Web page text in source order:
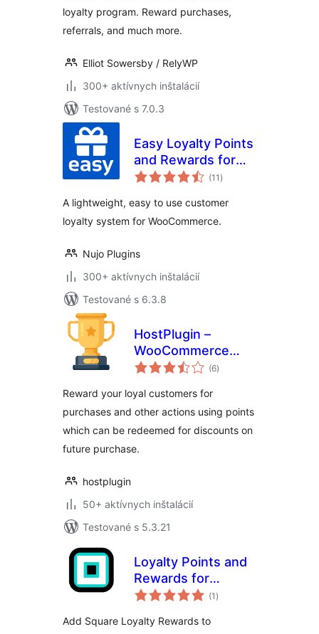
loyalty program. Reward purchases,
referrals, and much more.
Elliot Sowersby / RelyWP
300+ aktívnych inštalácií
Testované s 7.0.3
Easy Loyalty Points
and Rewards for
WooCommerce
(11 celkové
hodnotenie
)
A lightweight, easy to use customer
loyalty system for WooCommerce.
Nujo Plugins
300+ aktívnych inštalácií
Testované s 6.3.8
HostPlugin –
WooCommerce
Points & Rewards
(6celkové
hodnotenie
)
Reward your loyal customers for
purchases and other actions using points
which can be redeemed for discounts on
future purchase.
hostplugin
50+ aktívnych inštalácií
Testované s 5.3.21
Loyalty Points and
Rewards for
Square
(1 celkové
hodnotenie
)
Add Square Loyalty Rewards to